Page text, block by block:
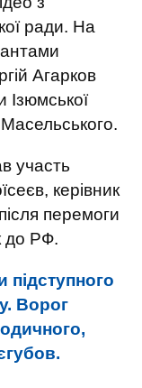
ради. На
Агарков
Ізюмської
участь
керівник
перемоги
до РФ.
підступного
Ворог